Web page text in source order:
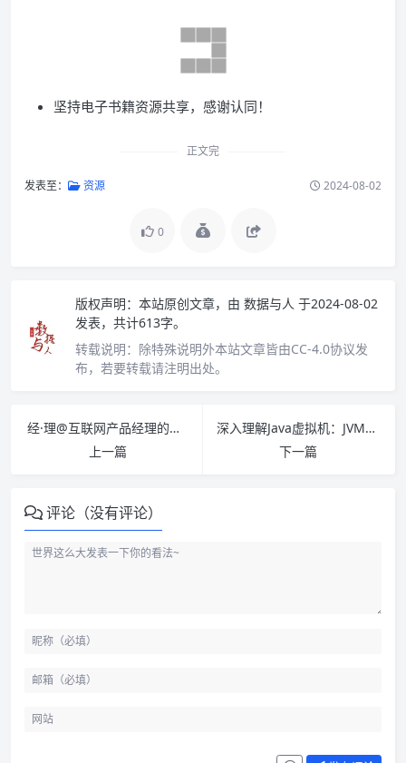
坚持电子书籍资源共享，感谢认同！
正文完
发表至： 资源 2024-08-02
0
版权声明： 本站原创文章，由 数据与人 于2024-08-02
发表，共计613字。
转载说明： 除特殊说明外本站文章皆由CC-4.0协议发
布，若要转载请注明出处。
经·理@互联网产品经理的进阶修炼 PDF下载
上一篇
深入理解Java虚拟机：JVM高级特性与最佳实践（第3版）PDF下载
下一篇
评论（没有评论）